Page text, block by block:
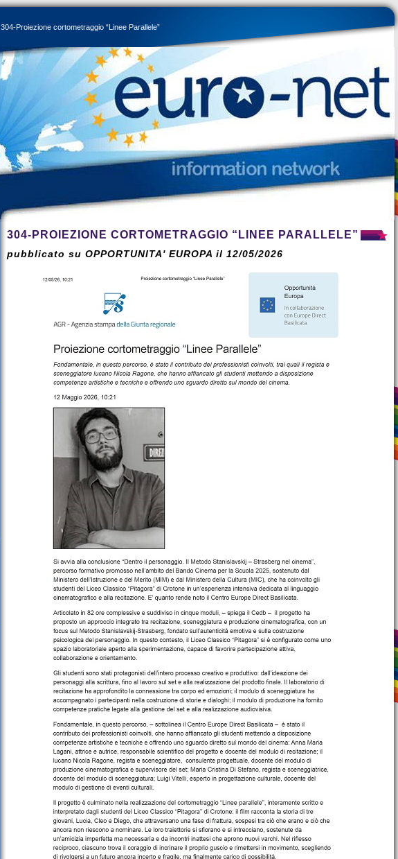
304-Proiezione cortometraggio “Linee Parallele”
304-PROIEZIONE CORTOMETRAGGIO “LINEE PARALLELE”
pubblicato su OPPORTUNITA' EUROPA il 12/05/2026